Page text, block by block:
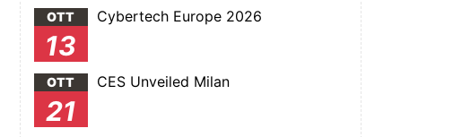
OTT
13
Cybertech Europe 2026
OTT
21
CES Unveiled Milan